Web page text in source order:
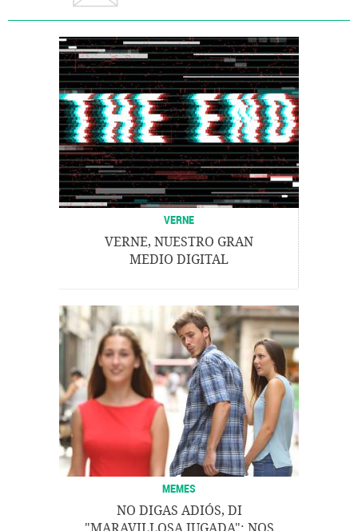
VERNE
VERNE, NUESTRO GRAN
MEDIO DIGITAL
MEMES
NO DIGAS ADIÓS, DI
"MARAVILLOSA JUGADA": NOS